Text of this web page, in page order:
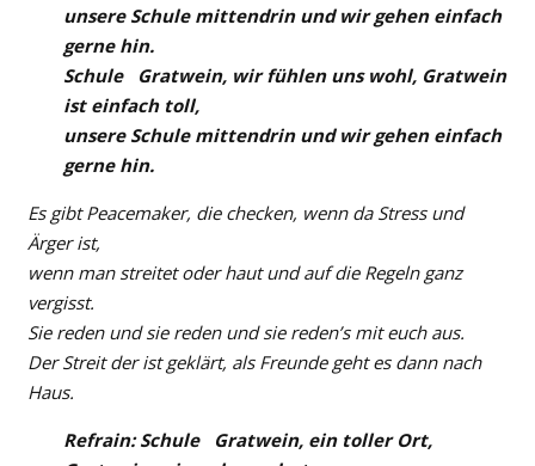
unsere Schule mittendrin und wir gehen einfach
gerne hin.
Schule Gratwein, wir fühlen uns wohl, Gratwein
ist einfach toll,
unsere Schule mittendrin und wir gehen einfach
gerne hin.
Es gibt Peacemaker, die checken, wenn da Stress und
Ärger ist,
wenn man streitet oder haut und auf die Regeln ganz
vergisst.
Sie reden und sie reden und sie reden’s mit euch aus.
Der Streit der ist geklärt, als Freunde geht es dann nach
Haus.
Refrain: Schule Gratwein, ein toller Ort,